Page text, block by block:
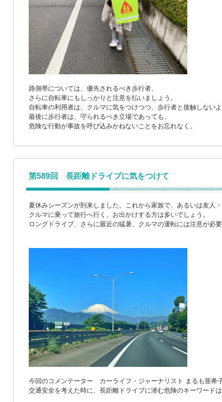
路側帯については、優先されるべき歩行者、
さらに自転車にもしっかりと注意を払いましょう。
自転車の利用者は、クルマに気をつけつつ、歩行者と接触しない
最後に歩行者は、守られるべき立場であっても、
危険な行動が事故を呼び込みかねないことをお忘れなく。
第589回 長距離ドライブに気をつけて
夏休みシーズンが到来しました。これから家族で、あるいは友人
クルマに乗って旅行へ行く、お出かけする方は多いでしょう。
ロングドライブ、さらに最近の猛暑、クルマの運転には注意が必
今回のコメンテーター カーライフ・ジャーナリスト まるも亜希
交通安全を考えた時に、長距離ドライブに潜む危険のキーワード